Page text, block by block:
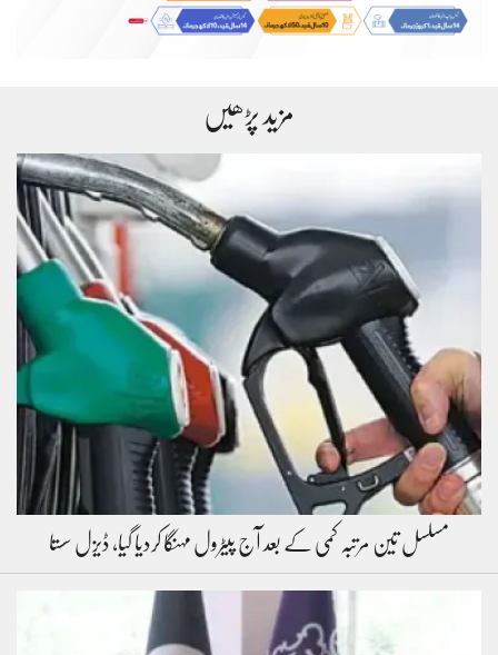
مزید پڑھیں
مسلسل تین مرتبہ کمی کے بعد آج پیٹرول مہنگا کردیا گیا، ڈیزل سستا